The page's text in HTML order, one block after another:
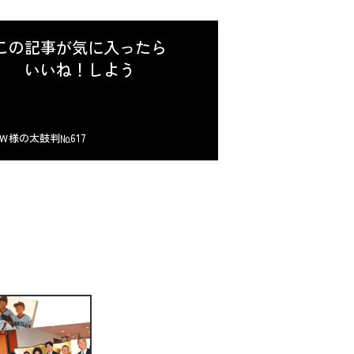
の記事が気に入ったら
いいね！しよう
様の太鼓判№617